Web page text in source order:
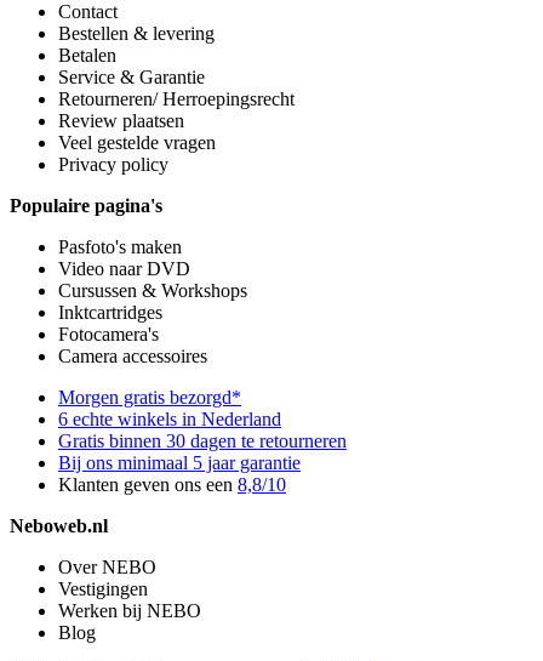
Contact
Bestellen & levering
Betalen
Service & Garantie
Retourneren/ Herroepingsrecht
Review plaatsen
Veel gestelde vragen
Privacy policy
Populaire pagina's
Pasfoto's maken
Video naar DVD
Cursussen & Workshops
Inktcartridges
Fotocamera's
Camera accessoires
Morgen gratis bezorgd*
6 echte winkels in Nederland
Gratis binnen 30 dagen te retourneren
Bij ons minimaal 5 jaar garantie
Klanten geven ons een 8,8/10
Neboweb.nl
Over NEBO
Vestigingen
Werken bij NEBO
Blog